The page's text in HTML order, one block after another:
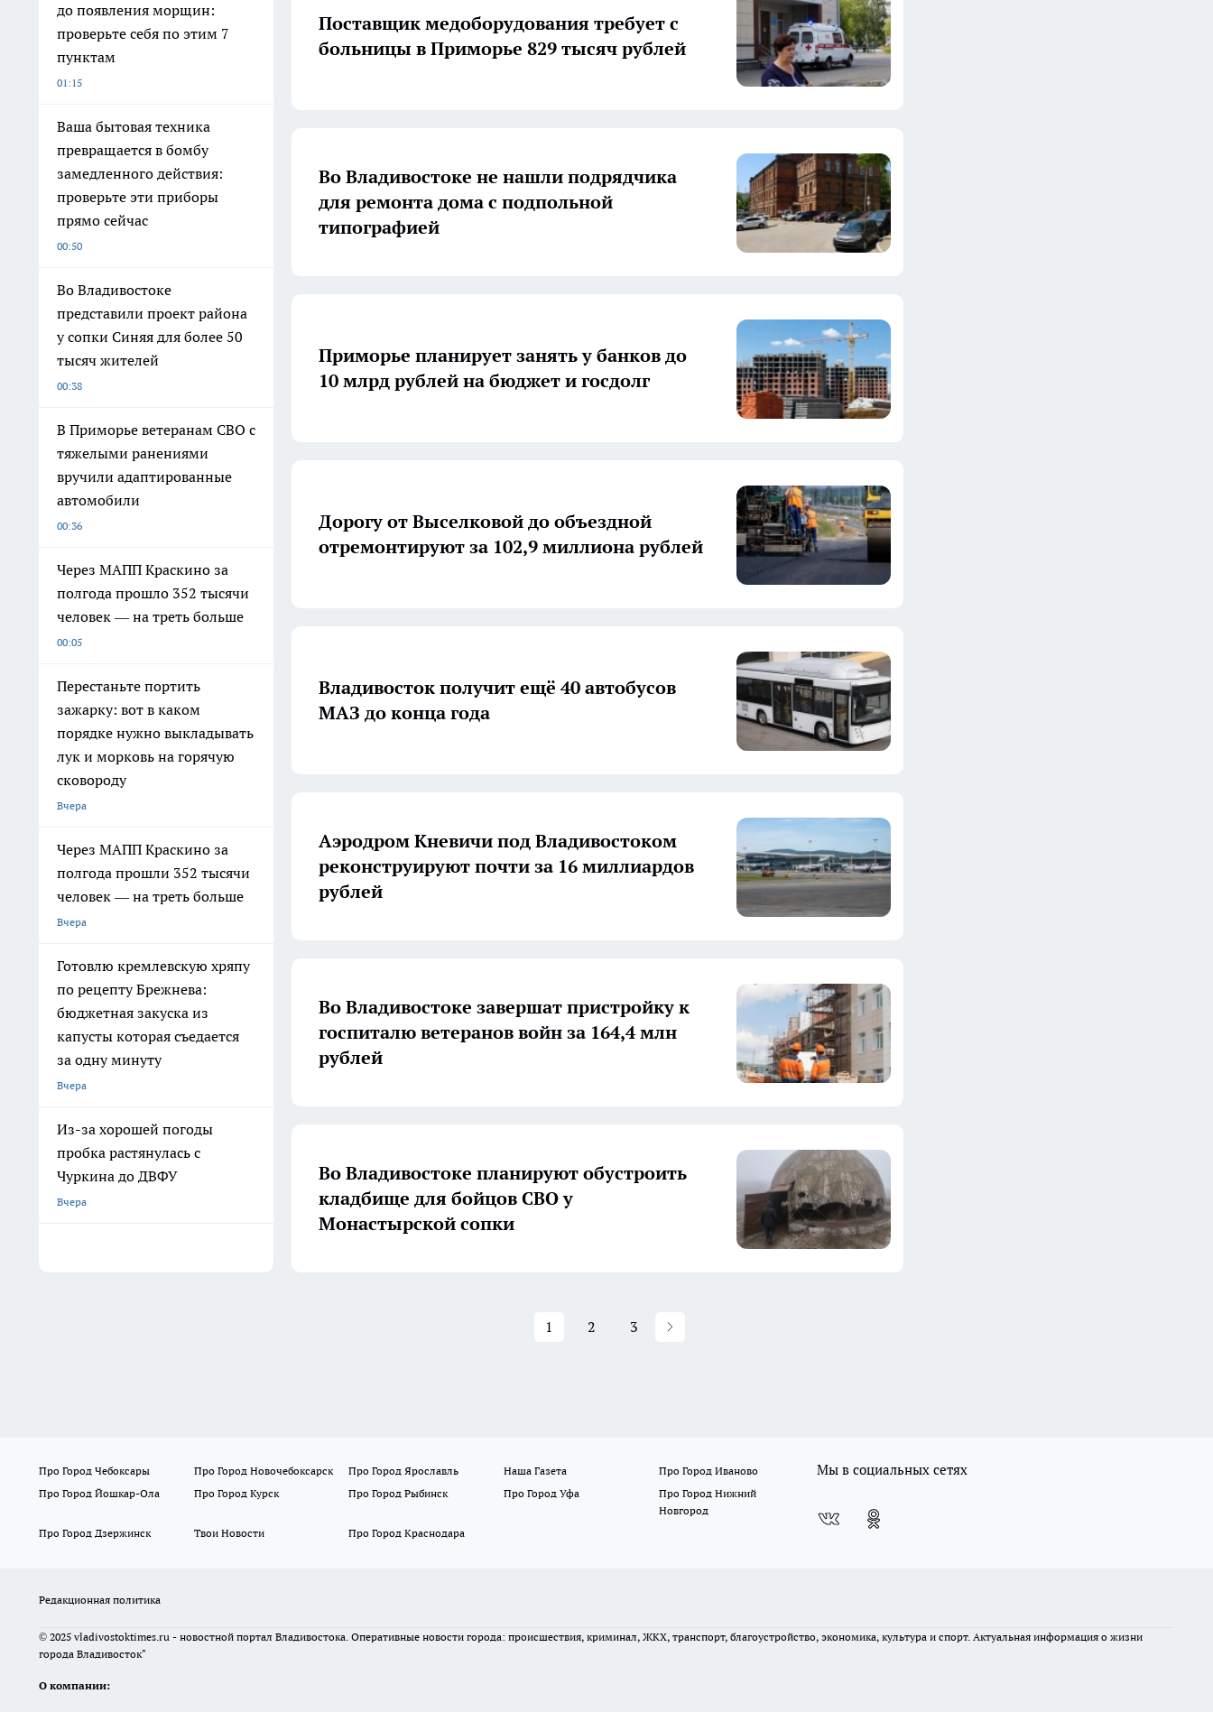
до появления морщин:
проверьте себя по этим 7
пунктам
01:15
Ваша бытовая техника
превращается в бомбу
замедленного действия:
проверьте эти приборы
прямо сейчас
00:50
Во Владивостоке
представили проект района
у сопки Синяя для более 50
тысяч жителей
00:38
В Приморье ветеранам СВО с
тяжелыми ранениями
вручили адаптированные
автомобили
00:36
Через МАПП Краскино за
полгода прошло 352 тысячи
человек — на треть больше
00:05
Перестаньте портить
зажарку: вот в каком
порядке нужно выкладывать
лук и морковь на горячую
сковороду
Вчера
Через МАПП Краскино за
полгода прошли 352 тысячи
человек — на треть больше
Вчера
Готовлю кремлевскую хряпу
по рецепту Брежнева:
бюджетная закуска из
капусты которая съедается
за одну минуту
Вчера
Из-за хорошей погоды
пробка растянулась с
Чуркина до ДВФУ
Вчера
Поставщик медоборудования требует с
больницы в Приморье 829 тысяч рублей
Во Владивостоке не нашли подрядчика
для ремонта дома с подпольной
типографией
Приморье планирует занять у банков до
10 млрд рублей на бюджет и госдолг
Дорогу от Выселковой до объездной
отремонтируют за 102,9 миллиона рублей
Владивосток получит ещё 40 автобусов
МАЗ до конца года
Аэродром Кневичи под Владивостоком
реконструируют почти за 16 миллиардов
рублей
Во Владивостоке завершат пристройку к
госпиталю ветеранов войн за 164,4 млн
рублей
Во Владивостоке планируют обустроить
кладбище для бойцов СВО у
Монастырской сопки
1 2 3
Про Город Чебоксары Про Город Новочебоксарск Про Город Ярославль Наша Газета
Про Город Иваново
Про Город Йошкар-Ола
Про Город Курск Про Город Рыбинск Про Город Уфа
Про Город Нижний
Новгород
Про Город Дзержинск
Твои Новости Про Город Краснодара
Мы в социальных сетях
Редакционная политика
© 2025 vladivostoktimes.ru - новостной портал Владивостока. Оперативные новости города: происшествия, криминал, ЖКХ, транспорт, благоустройство, экономика, культура и спорт. Актуальная информация о жизни
города Владивосток"
О компании: